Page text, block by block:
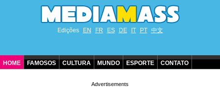
Edições EN FR ES DE IT PT 中文
HOME FAMOSOS CULTURA MUNDO ESPORTE CONTATO